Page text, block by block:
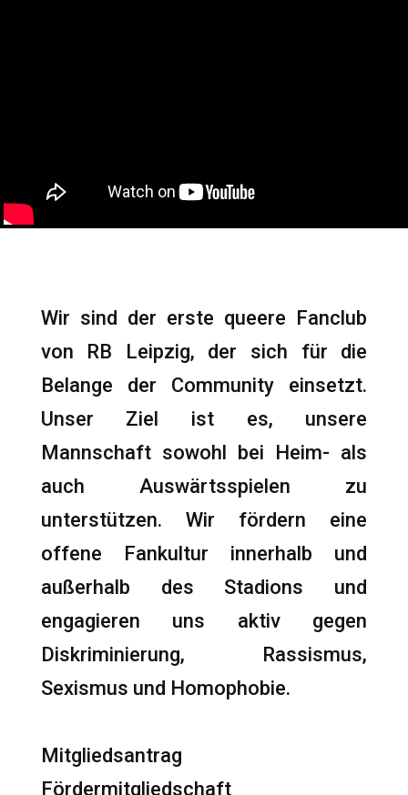
Wir sind der erste queere Fanclub
von RB Leipzig, der sich für die
Belange der Community einsetzt.
Unser Ziel ist es, unsere
Mannschaft sowohl bei Heim- als
auch Auswärtsspielen zu
unterstützen. Wir fördern eine
offene Fankultur innerhalb und
außerhalb des Stadions und
engagieren uns aktiv gegen
Diskriminierung, Rassismus,
Sexismus und Homophobie.
Mitgliedsantrag
Fördermitgliedschaft